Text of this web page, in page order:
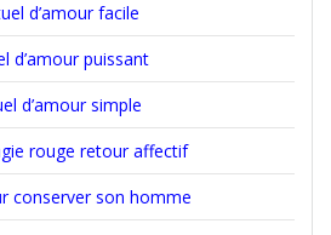
d’amour facile
d’amour puissant
d’amour simple
rouge retour affectif
conserver son homme